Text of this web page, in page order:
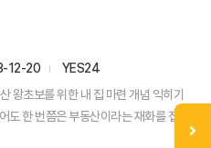
12-20
YES24
왕초보를 위한 내 집 마련 개념 익히기
도 한 번쯤은 부동산이라는 재화를 접한